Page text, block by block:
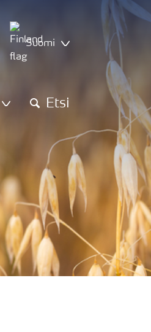
Suomi
Etsi